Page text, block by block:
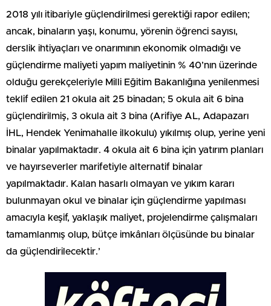
2018 yılı itibariyle güçlendirilmesi gerektiği rapor edilen;
ancak, binaların yaşı, konumu, yörenin öğrenci sayısı,
derslik ihtiyaçları ve onarımının ekonomik olmadığı ve
güçlendirme maliyeti yapım maliyetinin % 40’nın üzerinde
olduğu gerekçeleriyle Milli Eğitim Bakanlığına yenilenmesi
teklif edilen 21 okula ait 25 binadan; 5 okula ait 6 bina
güçlendirilmiş, 3 okula ait 3 bina (Arifiye AL, Adapazarı
İHL, Hendek Yenimahalle ilkokulu) yıkılmış olup, yerine yeni
binalar yapılmaktadır. 4 okula ait 6 bina için yatırım planları
ve hayırseverler marifetiyle alternatif binalar
yapılmaktadır. Kalan hasarlı olmayan ve yıkım kararı
bulunmayan okul ve binalar için güçlendirme yapılması
amacıyla keşif, yaklaşık maliyet, projelendirme çalışmaları
tamamlanmış olup, bütçe imkânları ölçüsünde bu binalar
da güçlendirilecektir.’